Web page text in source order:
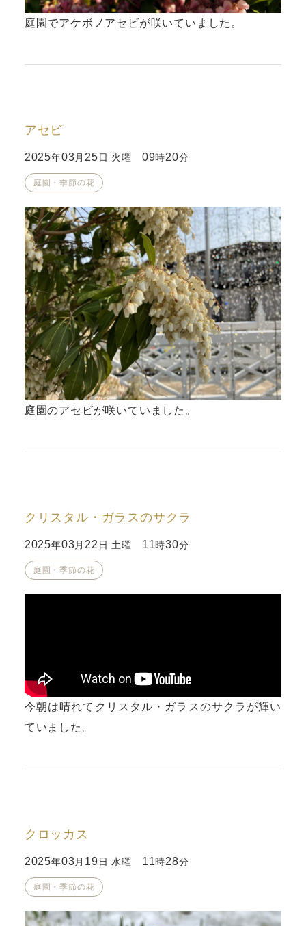
庭園でアケボノアセビが咲いていました。
アセビ
2025年03月25 日 火曜 09時20分
庭園・季節の花
庭園のアセビが咲いていました。
クリスタル・ガラスのサクラ
2025年03 月 22 日 土曜 11時30分
庭園・季節の花
今朝は晴れてクリスタル・ガラスのサクラが輝い
ていました。
クロッカス
2025年03 月 19 日 水曜 11時28分
庭園・季節の花